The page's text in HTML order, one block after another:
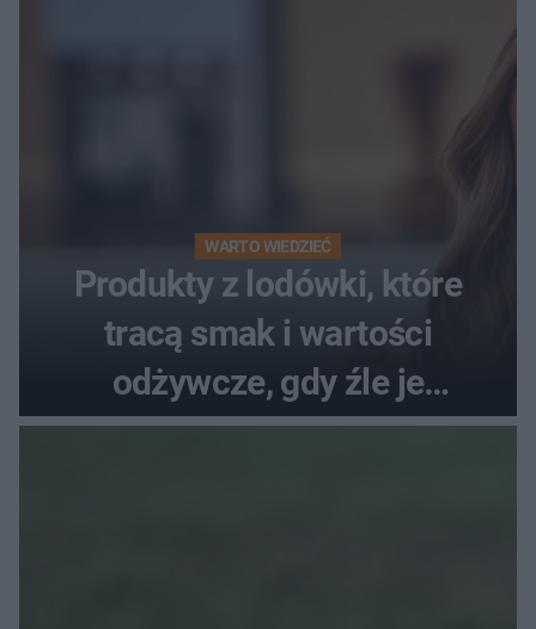
WARTO WIEDZIEĆ
Produkty z lodówki, które
tracą smak i wartości
odżywcze, gdy źle je
przechowujesz. Uczestniczka